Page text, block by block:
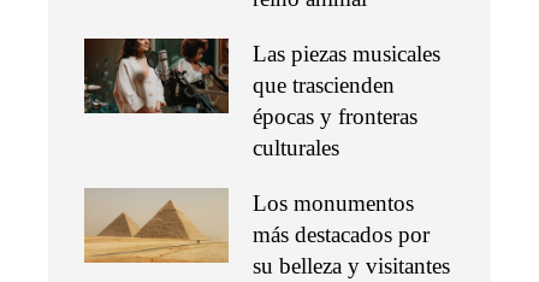
Las piezas musicales
que trascienden
épocas y fronteras
culturales
Los monumentos
más destacados por
su belleza y visitantes